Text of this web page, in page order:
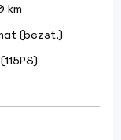
km
(bezst.)